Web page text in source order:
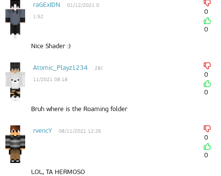
raGExIDN
01/12/2021 0
1:52
0
0
Nice Shader :)
Atomic_Playz1234
28/
11/2021 08:18
0
0
Bruh where is the Roaming folder
rvencY 08/11/2021 12:26
0
0
LOL, TA HERMOSO